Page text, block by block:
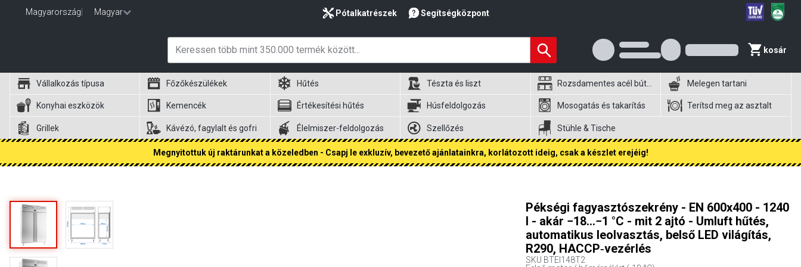
Magyarország Magyar Pótalkatrészek Segítségközpont
kosár
Vállalkozás típusa Főzőkészülékek Hűtés Tészta és liszt Rozsdamentes acél bútorok Melegen tartani
Konyhai eszközök Kemencék Értékesítési hűtés Húsfeldolgozás Mosogatás és takarítás Terítsd meg az asztalt
Grillek Kávézó, fagylalt és gofri Élelmiszer-feldolgozás Szellőzés Stühle & Tische
Megnyitottuk új raktárunkat a közeledben - Csapj le exkluzív, bevezető ajánlatainkra, korlátozott ideig, csak a készlet erejéig!
Pékségi fagyasztószekrény - EN 600x400 - 1240
l - akár −18…−1 °C - mit 2 ajtó - Umluft hűtés,
automatikus leolvasztás, belső LED világítás,
R290, HACCP‑vezérlés
SKU BTEI148T2